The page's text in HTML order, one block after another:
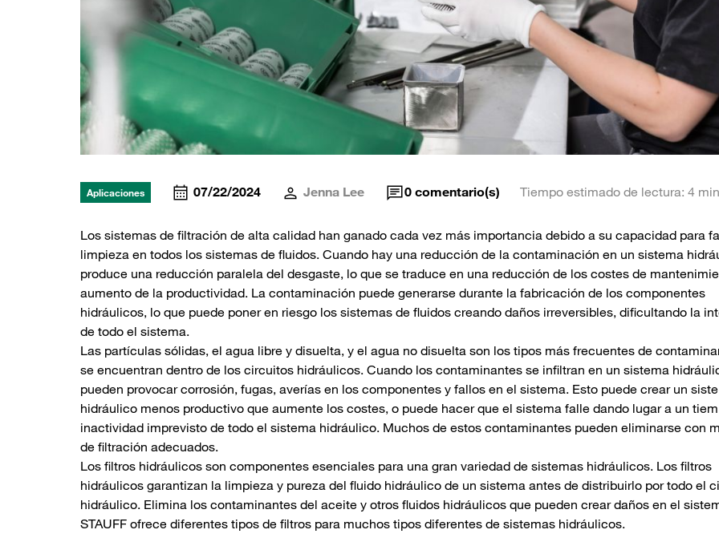
Aplicaciones 07/22/2024 Jenna Lee 0comentario(s) Tiempo estimado de lectura: 4
Los sistemas de filtración de alta calidad han ganado cada vez más importancia debido a su capacidad para
limpieza en todos los sistemas de fluidos. Cuando hay una reducción de la contaminación en un sistema
produce una reducción paralela del desgaste, lo que se traduce en una reducción de los costes de
aumento de la productividad. La contaminación puede generarse durante la fabricación de los componentes
hidráulicos, lo que puede poner en riesgo los sistemas de fluidos creando daños irreversibles, dificultando la
de todo el sistema.
Las partículas sólidas, el agua libre y disuelta, y el agua no disuelta son los tipos más frecuentes de
se encuentran dentro de los circuitos hidráulicos. Cuando los contaminantes se infiltran en un sistema
pueden provocar corrosión, fugas, averías en los componentes y fallos en el sistema. Esto puede crear un
hidráulico menos productivo que aumente los costes, o puede hacer que el sistema falle dando lugar a un
inactividad imprevisto de todo el sistema hidráulico. Muchos de estos contaminantes pueden eliminarse con
de filtración adecuados.
Los filtros hidráulicos son componentes esenciales para una gran variedad de sistemas hidráulicos. Los filtros
hidráulicos garantizan la limpieza y pureza del fluido hidráulico de un sistema antes de distribuirlo por todo el
hidráulico. Elimina los contaminantes del aceite y otros fluidos hidráulicos que pueden crear daños en el
STAUFF ofrece diferentes tipos de filtros para muchos tipos diferentes de sistemas hidráulicos.